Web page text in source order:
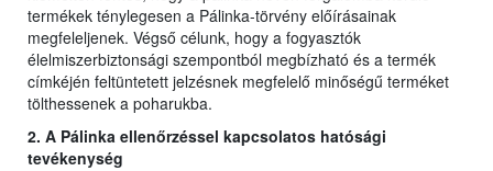
termékek ténylegesen a Pálinka-törvény előírásainak
megfeleljenek. Végső célunk, hogy a fogyasztók
élelmiszerbiztonsági szempontból megbízható és a termék
címkéjén feltüntetett jelzésnek megfelelő minőségű terméket
tölthessenek a poharukba.
2. A Pálinka ellenőrzéssel kapcsolatos hatósági
tevékenység